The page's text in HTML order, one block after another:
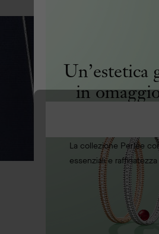
Anello Entre les Doigts™ Lotus,
Un’estetica
in
La collezione Perlée
essenziali e